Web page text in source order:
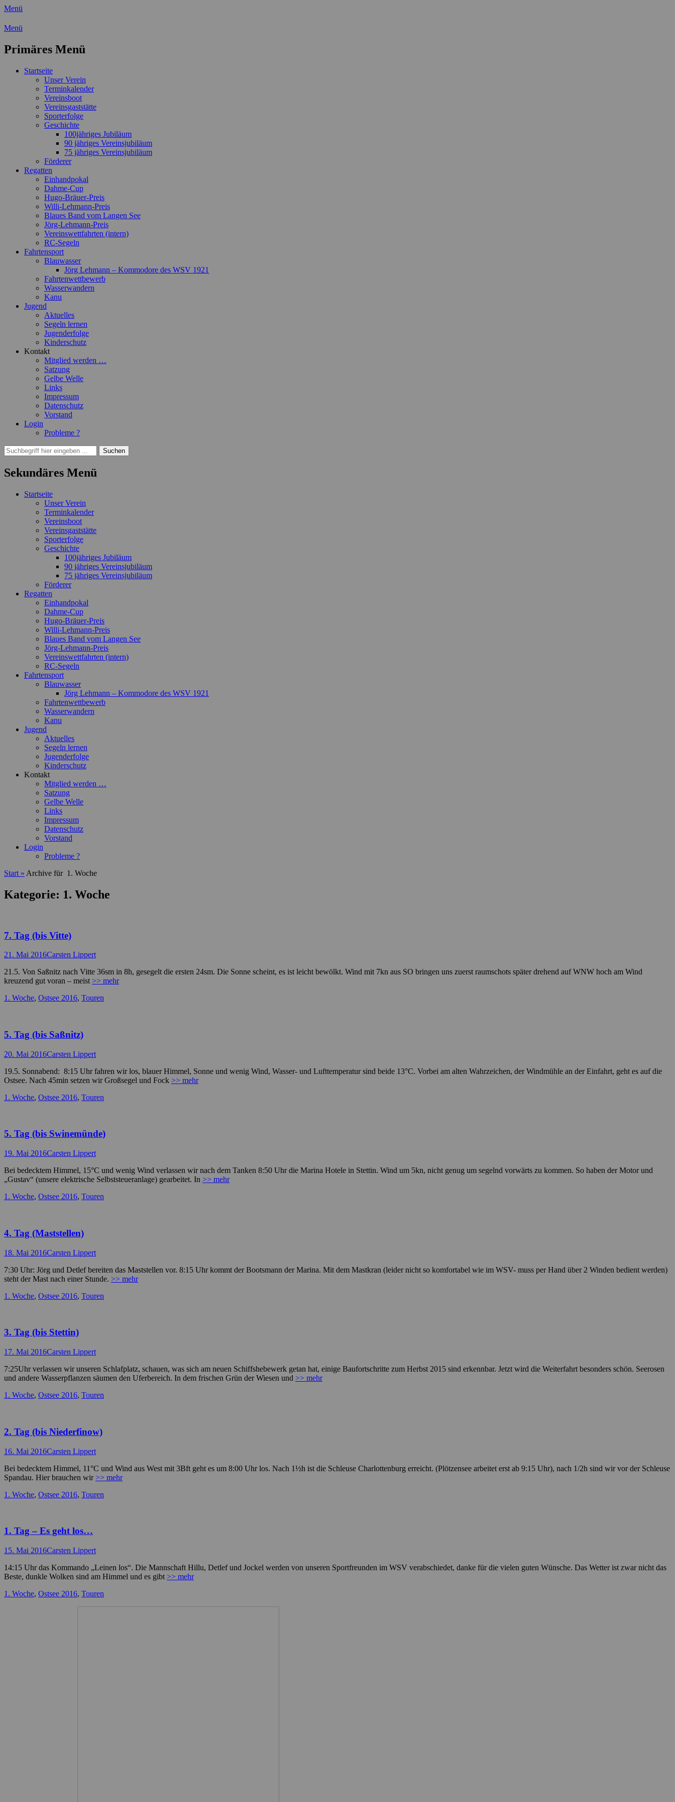
Menü
Wassersport-Verein 1921 e.V.
Menü
Primäres Menü
Zum
Startseite
Unser Verein
Terminkalender
Vereinsboot
Vereinsgaststätte
Sporterfolge
Geschichte
100jähriges Jubiläum
90 jähriges Vereinsjubiläum
75 jähriges Vereinsjubiläum
Förderer
Regatten
Einhandpokal
Dahme-Cup
Hugo-Bräuer-Preis
Willi-Lehmann-Preis
Blaues Band vom Langen See
Jörg-Lehmann-Preis
Vereinswettfahrten (intern)
RC-Segeln
Fahrtensport
Blauwasser
Jörg Lehmann – Kommodore des WSV 1921
Fahrtenwettbewerb
Wasserwandern
Kanu
Jugend
Aktuelles
Segeln lernen
Jugenderfolge
Kinderschutz
Kontakt
Mitglied werden …
Satzung
Gelbe Welle
Links
Impressum
Datenschutz
Vorstand
Login
Probleme ?
Suchen
Suchen
nach:
Sekundäres Menü
Zum
Startseite
Unser Verein
Terminkalender
Vereinsboot
Vereinsgaststätte
Sporterfolge
Geschichte
100jähriges Jubiläum
90 jähriges Vereinsjubiläum
75 jähriges Vereinsjubiläum
Förderer
Regatten
Einhandpokal
Dahme-Cup
Hugo-Bräuer-Preis
Willi-Lehmann-Preis
Blaues Band vom Langen See
Jörg-Lehmann-Preis
Vereinswettfahrten (intern)
RC-Segeln
Fahrtensport
Blauwasser
Jörg Lehmann – Kommodore des WSV 1921
Fahrtenwettbewerb
Wasserwandern
Kanu
Jugend
Aktuelles
Segeln lernen
Jugenderfolge
Kinderschutz
Kontakt
Mitglied werden …
Satzung
Gelbe Welle
Links
Impressum
Datenschutz
Vorstand
Login
Probleme ?
Start » Archive für 1. Woche
Kategorie: 1. Woche
7. Tag (bis Vitte)
Posted
21. Mai 2016Autor
Carsten Lippert
21.5. Von Saßnitz nach Vitte 36sm in 8h, gesegelt die ersten 24sm. Die Sonne scheint, es ist leicht bewölkt. Wind mit 7kn aus SO bringen uns zuerst raumschots später drehend auf WNW hoch am Wind
kreuzend gut voran – meist >> mehr
Kategorien
1. Woche, Ostsee 2016, Touren
5. Tag (bis Saßnitz)
Posted
20. Mai 2016Autor
Carsten Lippert
19.5. Sonnabend: 8:15 Uhr fahren wir los, blauer Himmel, Sonne und wenig Wind, Wasser- und Lufttemperatur sind beide 13°C. Vorbei am alten Wahrzeichen, der Windmühle an der Einfahrt, geht es auf die
Ostsee. Nach 45min setzen wir Großsegel und Fock >> mehr
Kategorien
1. Woche, Ostsee 2016, Touren
5. Tag (bis Swinemünde)
Posted
19. Mai 2016Autor
Carsten Lippert
Bei bedecktem Himmel, 15°C und wenig Wind verlassen wir nach dem Tanken 8:50 Uhr die Marina Hotele in Stettin. Wind um 5kn, nicht genug um segelnd vorwärts zu kommen. So haben der Motor und
„Gustav“ (unsere elektrische Selbststeueranlage) gearbeitet. In >> mehr
Kategorien
1. Woche, Ostsee 2016, Touren
4. Tag (Maststellen)
Posted
18. Mai 2016Autor
Carsten Lippert
7:30 Uhr: Jörg und Detlef bereiten das Maststellen vor. 8:15 Uhr kommt der Bootsmann der Marina. Mit dem Mastkran (leider nicht so komfortabel wie im WSV- muss per Hand über 2 Winden bedient werden)
steht der Mast nach einer Stunde. >> mehr
Kategorien
1. Woche, Ostsee 2016, Touren
3. Tag (bis Stettin)
Posted
17. Mai 2016Autor
Carsten Lippert
7:25Uhr verlassen wir unseren Schlafplatz, schauen, was sich am neuen Schiffshebewerk getan hat, einige Baufortschritte zum Herbst 2015 sind erkennbar. Jetzt wird die Weiterfahrt besonders schön. Seerosen
und andere Wasserpflanzen säumen den Uferbereich. In dem frischen Grün der Wiesen und >> mehr
Kategorien
1. Woche, Ostsee 2016, Touren
2. Tag (bis Niederfinow)
Posted
16. Mai 2016Autor
Carsten Lippert
Bei bedecktem Himmel, 11°C und Wind aus West mit 3Bft geht es um 8:00 Uhr los. Nach 1½h ist die Schleuse Charlottenburg erreicht. (Plötzensee arbeitet erst ab 9:15 Uhr), nach 1/2h sind wir vor der Schleuse
Spandau. Hier brauchen wir >> mehr
Kategorien
1. Woche, Ostsee 2016, Touren
1. Tag – Es geht los…
Posted
15. Mai 2016Autor
Carsten Lippert
14:15 Uhr das Kommando „Leinen los“. Die Mannschaft Hillu, Detlef und Jockel werden von unseren Sportfreunden im WSV verabschiedet, danke für die vielen guten Wünsche. Das Wetter ist zwar nicht das
Beste, dunkle Wolken sind am Himmel und es gibt >> mehr
Kategorien
1. Woche, Ostsee 2016, Touren